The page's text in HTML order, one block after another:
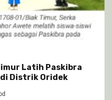
Latih Paskibra
di Distrik Oridek